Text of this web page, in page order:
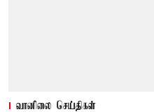
வானிலை செய்திகள்